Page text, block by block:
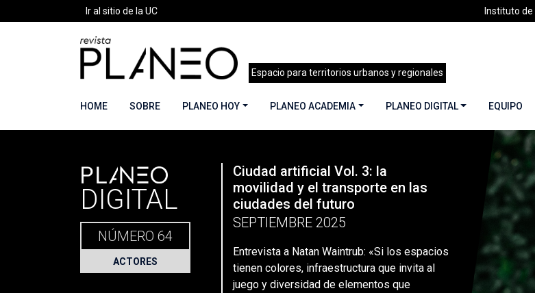
Ir al sitio de la UC Instituto
Espacio para territorios urbanos y regionales
HOME SOBRE PLANEO HOY PLANEO ACADEMIA PLANEO DIGITAL EQUIPO
Portada» Planeo Hoy Entrevista a Natan Waintrub: «Si los espacios tienen colores,
PLANEO
DIGITAL
NÚMERO 64
ACTORES
Ciudad artificial Vol. 3: la
movilidad y el transporte en las
ciudades del futuro
SEPTIEMBRE 2025
Entrevista a Natan Waintrub: «Si los espacios
tienen colores, infraestructura que invita al
juego y diversidad de elementos que